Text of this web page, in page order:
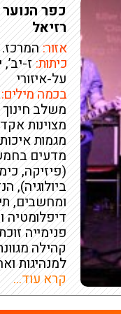
כפר
רזיאל
אזור:המרכז.
כיתות:ז-יב’,
על-איזורי
בכמה מילים:
משלב
מצוינות
מגמות
מדעים
(פיזיקה,
ביולוגיה),
ומחשבים,
דיפלומטיה
פנימייה
קהילה
למנהיגות
קרא עוד...